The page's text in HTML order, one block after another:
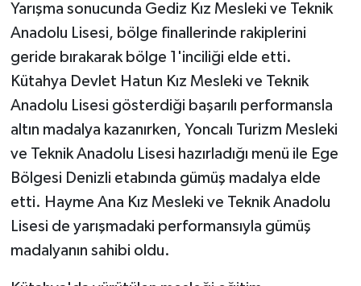
Yarışma sonucunda Gediz Kız Mesleki ve Teknik
Anadolu Lisesi, bölge finallerinde rakiplerini
geride bırakarak bölge 1'inciliği elde etti.
Kütahya Devlet Hatun Kız Mesleki ve Teknik
Anadolu Lisesi gösterdiği başarılı performansla
altın madalya kazanırken, Yoncalı Turizm Mesleki
ve Teknik Anadolu Lisesi hazırladığı menü ile Ege
Bölgesi Denizli etabında gümüş madalya elde
etti. Hayme Ana Kız Mesleki ve Teknik Anadolu
Lisesi de yarışmadaki performansıyla gümüş
madalyanın sahibi oldu.
Siyaset
Spor
Teknoloji
Vefat Haberleri
Yaşam